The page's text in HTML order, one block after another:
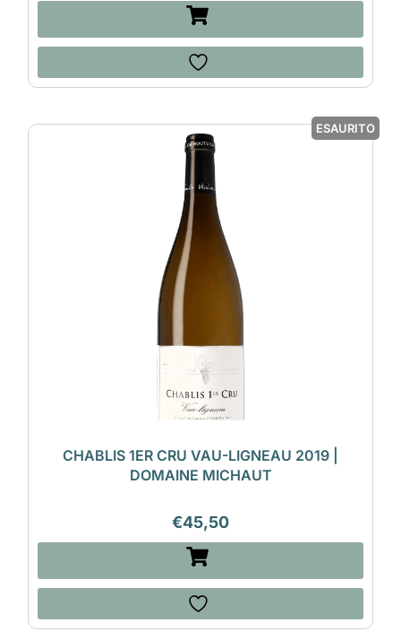
ESAURITO
CHABLIS 1ER CRU VAU-LIGNEAU 2019 |
DOMAINE MICHAUT
€45,50